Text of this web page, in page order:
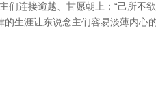
连接逾越、甘愿朝上；“己所不
生涯让东说念主们容易淡薄内心